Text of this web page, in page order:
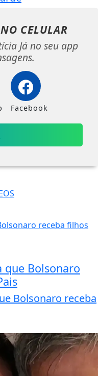
NO CELULAR
Já no seu app
Facebook
que Bolsonaro
Bolsonaro receba